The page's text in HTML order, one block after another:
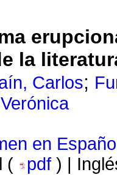
la
Carlos;
en
( pdf ) |